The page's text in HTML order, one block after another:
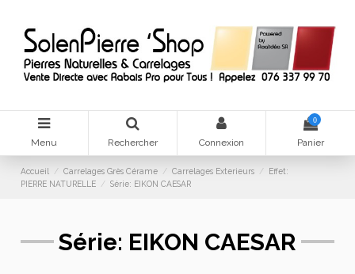
Menu Rechercher Connexion
0
Panier
Accueil Carrelages Grès Cérame Carrelages Exterieurs
Effet:
PIERRE NATURELLE
Série: EIKON CAESAR
Série: EIKON CAESAR